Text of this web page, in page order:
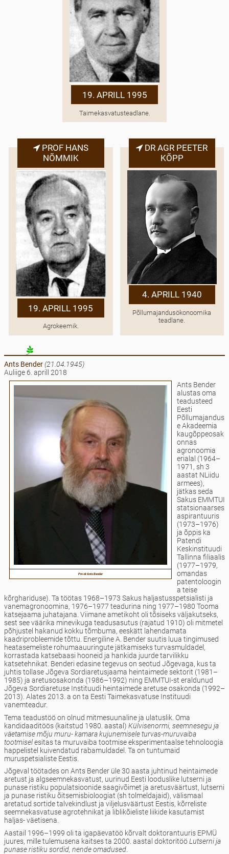
19. APRILL 1995
Taimekasvatusteadlane.
PROF HANS
NÕMMIK
19. APRILL 1995
Agrokeemik.
DR AGR PEETER
KÕPP
4. APRILL 1940
Põllumajandusökonoomika
teadlane.
Ants Bender(21.04.1945)
Auliige 6. aprill 2018
Pm-dr Ants Bender
Ants Bender
alustas oma
teadusteed
Eesti
Põllumajandus
e Akadeemia
kaugõppeosak
onnas
agronoomia
erialal (1964–
1971, sh 3
aastat NLiidu
armees),
jätkas seda
Sakus EMMTUI
statsionaarses
aspirantuuris
(1973–1976)
ja õppis ka
Patendi
Keskinstituudi
Tallinna filiaalis
(1977–1979,
omandas
patentoloogin
a teise
kõrghariduse). Ta töötas 1968–1973 Sakus haljastusspetsialisti ja
vanemagronoomina, 1976–1977 teadurina ning 1977–1980 Tooma
katsejaama juhatajana. Viimane ametikoht oli tõsiseks väljakutseks,
sest see väärika minevikuga teadusasutus (rajatud 1910) oli mitmetel
põhjustel hakanud kokku tõmbuma, eeskätt lahendamata
kaadriprobleemide tõttu. Energiline A. Bender suutis luua tingimused
heatasemeliste rohumaauuringute jätkamiseks turvasmuldadel,
korrastada katsebaasi hooneid ja hankida juurde tarvilikku
katsetehnikat. Benderi edasine tegevus on seotud Jõgevaga, kus ta
juhtis tollase Jõgeva Sordiaretusjaama heintaimede sektorit (1981–
1985) ja aretusosakonda (1986–1992) ning EMMTUI-st eraldunud
Jõgeva Sordiaretuse Instituudi heintaimede aretuse osakonda (1992–
2013). Alates 2013. a on ta Eesti Taimekasvatuse Instituudi
vanemteadur.
Tema teadustöö on olnud mitmesuunaline ja ulatuslik. Oma
kandidaaditöös (kaitstud 1980. aastal) Külvisenormi, seemnesegu ja
väetamise mõju muru- kamara kujunemisele turvas-muruvaiba
tootmiselesitas ta muruvaiba tootmise eksperimentaalse tehnoloogia
happelistel kuivendatud rabamuldadel. Ta on tuntumaid
muruspetsialiste Eestis.
Jõgeval töötades on Ants Bender üle 30 aasta juhtinud heintaimede
aretust ja algseemnekasvatust, uurinud Eesti looduslike lutserni ja
punase ristiku populatsioonide saagivõimet ja aretusväärtust, lutserni
ja punase ristiku õitsemisbioloogiat (sh tolmeldajaid), välismaal
aretatud sortide talvekindlust ja viljelusväärtust Eestis, kõrreliste
seemnekasvatuse agrotehnikat ja liblikõieliste liikide kasutamist
haljas- väetisena.
Aastail 1996–1999 oli ta igapäevatöö kõrvalt doktorantuuris EPMÜ
juures, mille tulemusena kaitses ta 2000. aastal doktoritööLutserni ja
punase ristiku sordid, nende omadused